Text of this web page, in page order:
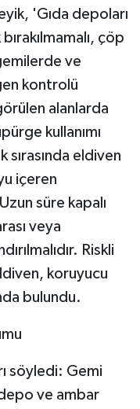
'Gıda depoları
çöp
ve
kontrolü
alanlarda
kullanımı
sırasında eldiven
içeren
süre kapalı
veya
Riskli
koruyucu
bulundu.
söyledi: Gemi
ve ambar